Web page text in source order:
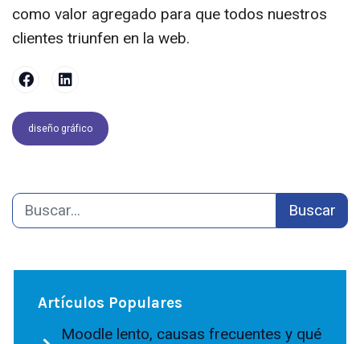
como valor agregado para que todos nuestros
clientes triunfen en la web.
diseño gráfico
Buscar
Artículos Populares
Moodle lento, causas frecuentes y qué